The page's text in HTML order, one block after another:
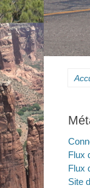
Flux
Flux
Site